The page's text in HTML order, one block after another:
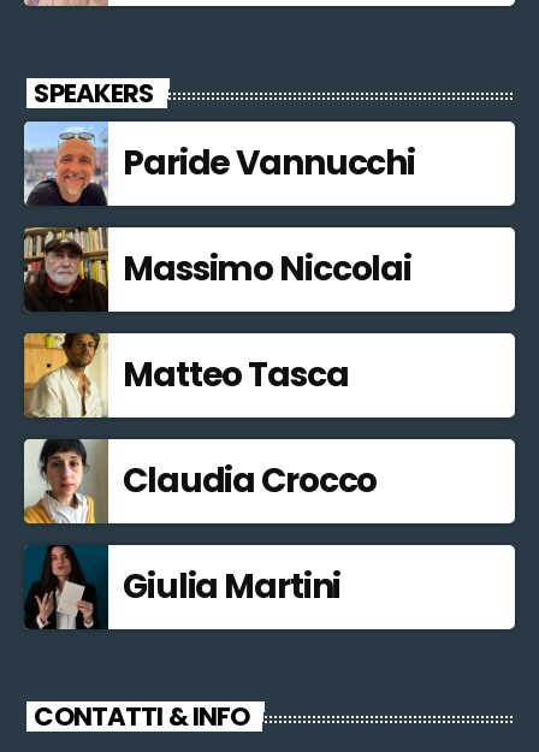
SPEAKERS
Paride Vannucchi
Massimo Niccolai
Matteo Tasca
Claudia Crocco
Giulia Martini
CONTATTI & INFO